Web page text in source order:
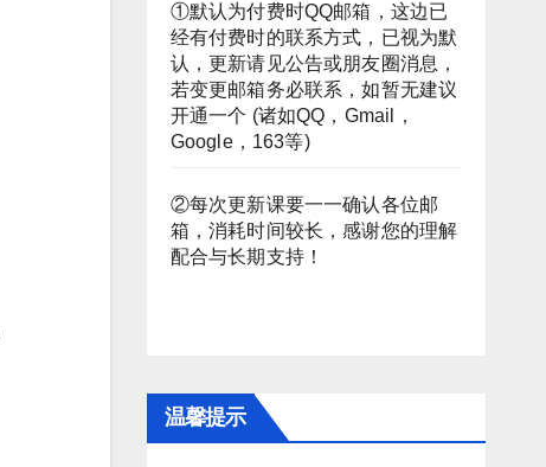
①默认为付费时QQ邮箱，这边已
经有付费时的联系方式，已视为默
认，更新请见公告或朋友圈消息，
若变更邮箱务必联系，如暂无建议
开通一个 (诸如QQ，Gmail，
Google，163等)
②每次更新课要一一确认各位邮
箱，消耗时间较长，感谢您的理解
配合与长期支持！
温馨提示